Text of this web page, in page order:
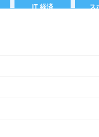
IT 経済 ス